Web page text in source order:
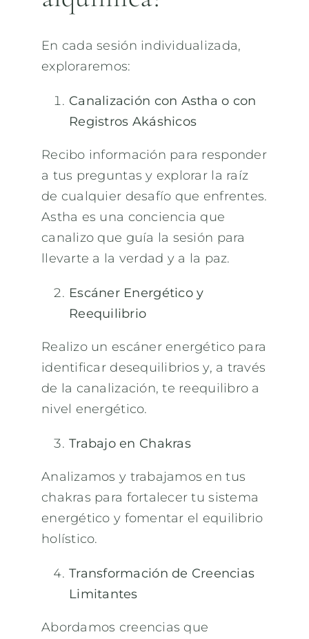
En cada sesión individualizada,
exploraremos:
Canalización con Astha o con
Registros Akáshicos
Recibo información para responder
a tus preguntas y explorar la raíz
de cualquier desafío que enfrentes.
Astha es una conciencia que
canalizo que guía la sesión para
llevarte a la verdad y a la paz.
Escáner Energético y
Reequilibrio
Realizo un escáner energético para
identificar desequilibrios y, a través
de la canalización, te reequilibro a
nivel energético.
Trabajo en Chakras
Analizamos y trabajamos en tus
chakras para fortalecer tu sistema
energético y fomentar el equilibrio
holístico.
Transformación de Creencias
Limitantes
Abordamos creencias que